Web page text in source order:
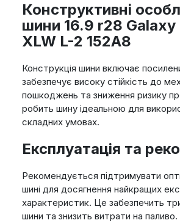
Конструктивні
шини 16.9 r28 Galaxy
XLW L-2 152A8
Конструкція шини включає
забезпечує високу стійкість до
пошкоджень та зниження ризику
робить шину ідеальною для
складних умовах.
Експлуатація та
Рекомендується підтримувати
шині для досягнення найкращих
характеристик. Це забезпечить
шини та знизить витрати на паливо.